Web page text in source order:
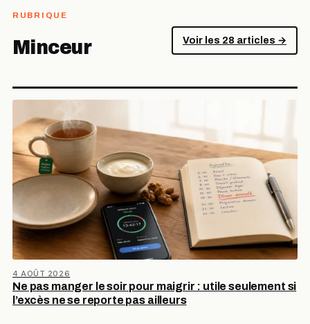
RUBRIQUE
Minceur Voir les 28 articles →
Ne pas manger le soir pour maigrir : utile seulement si
l’excès ne se reporte pas ailleurs
4 AOÛT 2026